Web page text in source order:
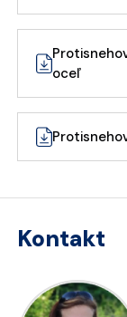
oceľ
Kontakt